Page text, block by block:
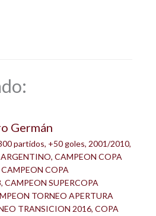
Germán
partidos, +50 goles, 2001/2010,
ARGENTINO, CAMPEON COPA
CAMPEON COPA
, CAMPEON SUPERCOPA
TORNEO APERTURA
TRANSICION 2016, COPA